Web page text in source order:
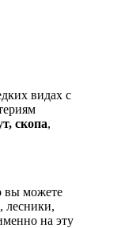
видах с
скопа,
вы можете
лесники,
на эту